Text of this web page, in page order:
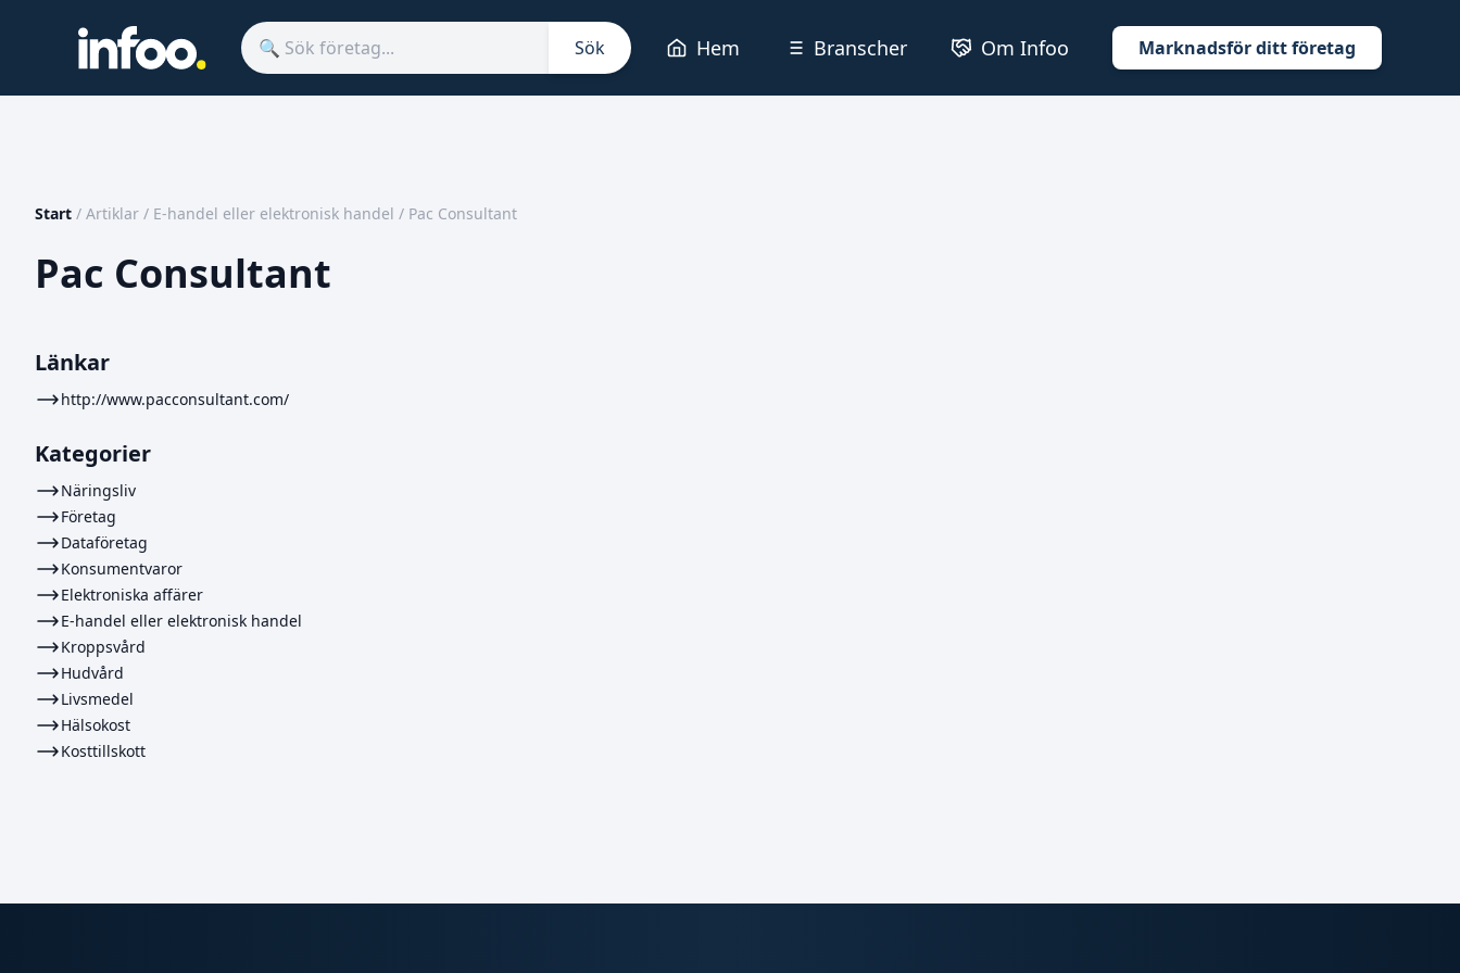
Sök Hem Branscher Om Infoo Marknadsför ditt företag
Start / Artiklar / E-handel eller elektronisk handel / Pac Consultant
Pac Consultant
Länkar
http://www.pacconsultant.com/
Kategorier
Näringsliv
Företag
Dataföretag
Konsumentvaror
Elektroniska affärer
E-handel eller elektronisk handel
Kroppsvård
Hudvård
Livsmedel
Hälsokost
Kosttillskott